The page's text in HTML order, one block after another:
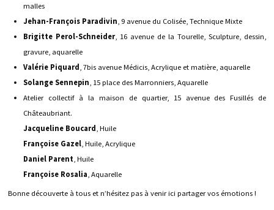
malles
Jehan-François Paradivin , 9 avenue du Colisée, Technique Mixte
Brigitte Perol-Schneider, 16 avenue de la Tourelle, Sculpture, dessin,
gravure, aquarelle
Valérie Piquard , 7bis avenue Médicis, Acrylique et matière, aquarelle
Solange Sennepin , 15 place des Marronniers, Aquarelle
Atelier collectif à la maison de quartier, 15 avenue des Fusillés de
Châteaubriant.
Jacqueline Boucard , Huile
Françoise Gazel, Huile, Acrylique
Daniel Parent , Huile
Françoise Rosalia , Aquarelle
Bonne découverte à tous et n’hésitez pas à venir ici partager vos émotions !